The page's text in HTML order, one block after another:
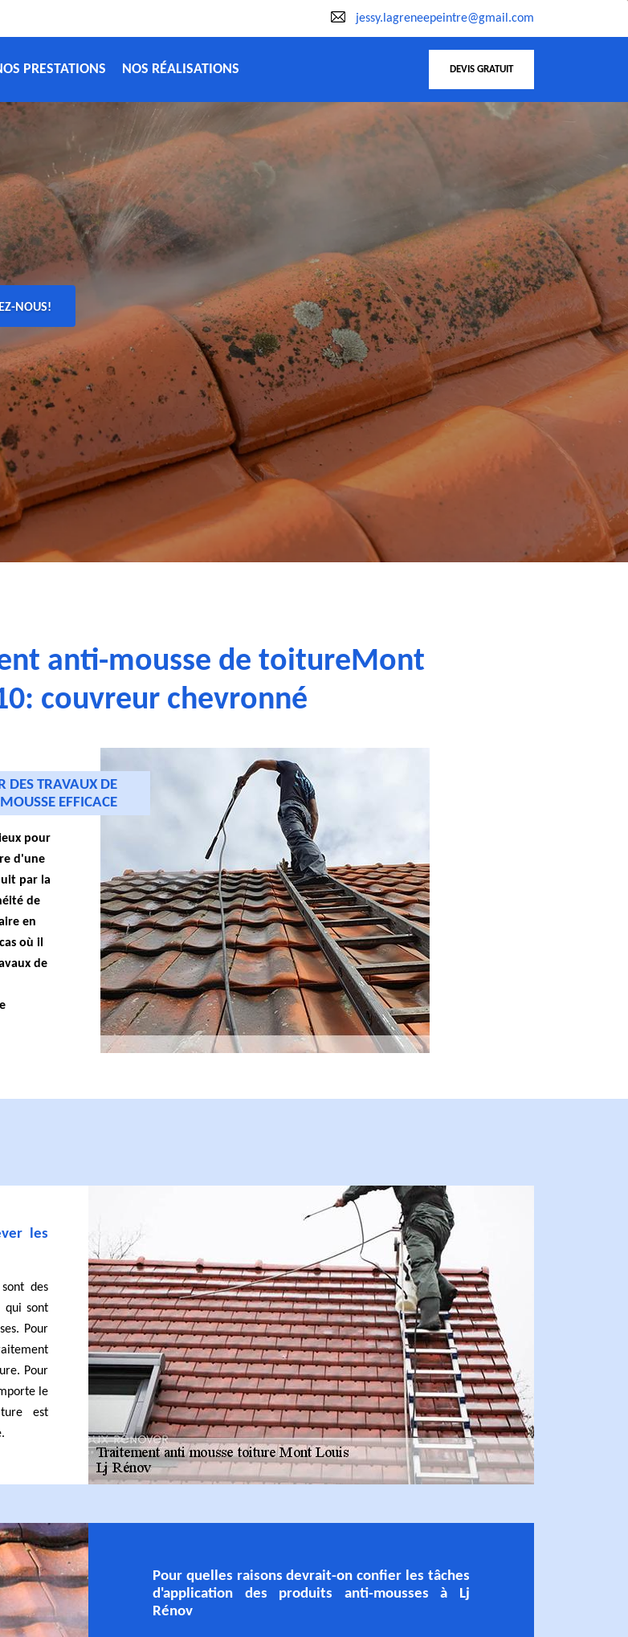
jessy.lagreneepeintre@gmail.com
PRESTATIONS NOS RÉALISATIONS DEVIS GRATUIT
NOUS!
anti-mousse de toitureMont
couvreur chevronné
DES TRAVAUX DE
EFFICACE
pour
d'une
par la
de
en
où il
de
les
des
qui sont
Pour
Pour
le
est
Pour quelles raisons devrait-on confier les tâches
d'application des produits anti-mousses à Lj
Rénov